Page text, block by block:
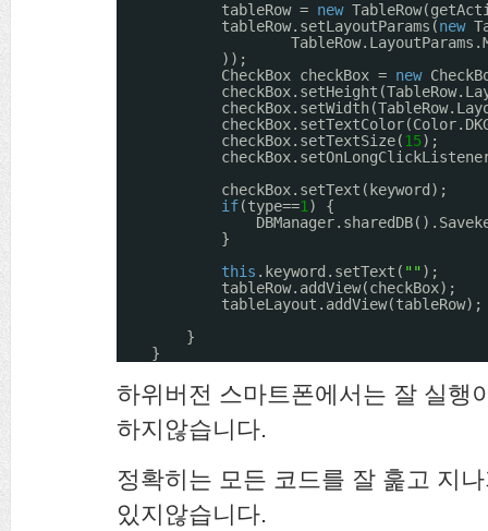
tableRow = new
tableRow.setLayoutParams(new
));
CheckBox checkBox = new
checkBox.setTextSize(15);
checkBox.setText(keyword);
if(type==1 ) {
}
this .keyword.setText( "");
tableRow.addView(checkBox);
tableLayout.addView(tableRow);
}
}
하위버전 스마트폰에서는 잘 실행
하지않습니다.
정확히는 모든 코드를 잘 훑고 지
있지않습니다.